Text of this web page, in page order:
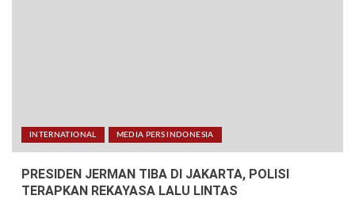
INTERNATIONAL MEDIA PERS INDONESIA
PRESIDEN JERMAN TIBA DI JAKARTA, POLISI
TERAPKAN REKAYASA LALU LINTAS